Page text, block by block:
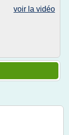
voir la vidéo